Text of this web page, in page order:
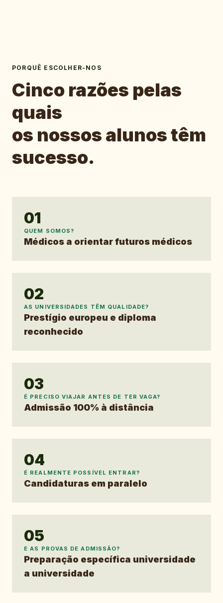
PORQUÊ ESCOLHER-NOS
Cinco razões pelas
quais
os nossos alunos têm
sucesso.
01
QUEM SOMOS?
Médicos a orientar futuros médicos
02
AS UNIVERSIDADES TÊM QUALIDADE?
Prestígio europeu e diploma
reconhecido
03
É PRECISO VIAJAR ANTES DE TER VAGA?
Admissão 100% à distância
04
É REALMENTE POSSÍVEL ENTRAR?
Candidaturas em paralelo
05
E AS PROVAS DE ADMISSÃO?
Preparação específica universidade
a universidade